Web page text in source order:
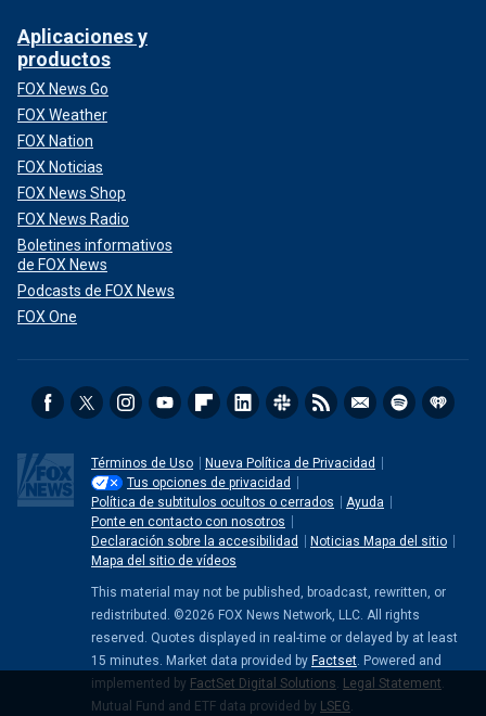
Aplicaciones y
productos
FOX News Go
FOX Weather
FOX Nation
FOX Noticias
FOX News Shop
FOX News Radio
Boletines informativos
de FOX News
Podcasts de FOX News
FOX One
Términos de Uso
Nueva Política de Privacidad
Tus opciones de privacidad
Política de subtitulos ocultos o cerrados
Ayuda
Ponte en contacto con nosotros
Declaración sobre la accesibilidad
Noticias Mapa del sitio
Mapa del sitio de vídeos
This material may not be published, broadcast, rewritten, or
redistributed. ©2026 FOX News Network, LLC. All rights
reserved. Quotes displayed in real-time or delayed by at least
15 minutes. Market data provided by Factset . Powered and
implemented by FactSet Digital Solutions Legal Statement
Mutual Fund and ETF data provided by LSEG